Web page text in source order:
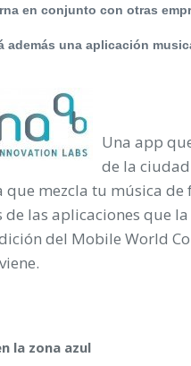
en conjunto con otras
además una aplicación
Una app
de la
que mezcla tu música
las aplicaciones que
del Mobile World
la zona azul